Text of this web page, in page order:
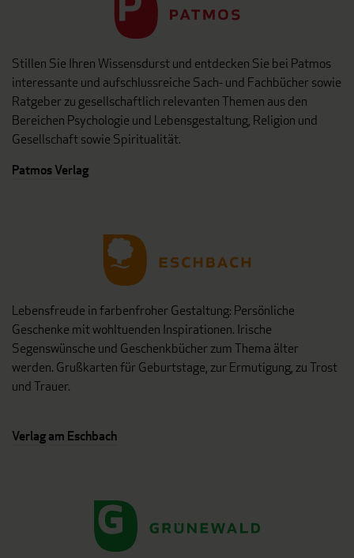
Stillen Sie Ihren Wissensdurst und entdecken Sie bei Patmos
interessante und aufschlussreiche Sach- und Fachbücher sowie
Ratgeber zu gesellschaftlich relevanten Themen aus den
Bereichen Psychologie und Lebensgestaltung, Religion und
Gesellschaft sowie Spiritualität.
Patmos Verlag
Lebensfreude in farbenfroher Gestaltung: Persönliche
Geschenke mit wohltuenden Inspirationen. Irische
Segenswünsche und Geschenkbücher zum Thema älter
werden. Grußkarten für Geburtstage, zur Ermutigung, zu Trost
und Trauer.
Verlag am Eschbach